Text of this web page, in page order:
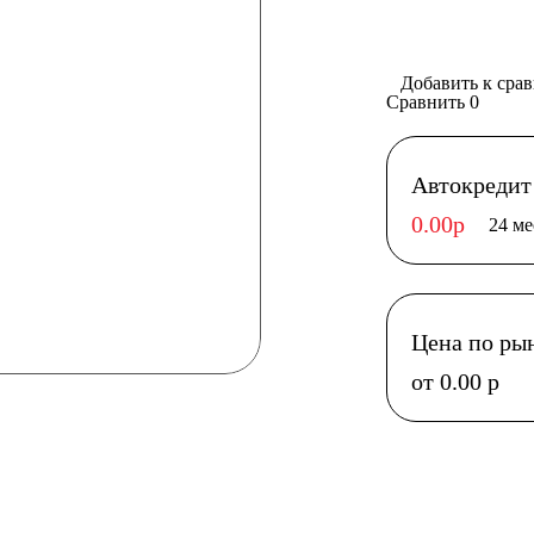
Добавить к
Сравнить 0
Автокредит
0.00р
24
Цена по
от 0.00 р